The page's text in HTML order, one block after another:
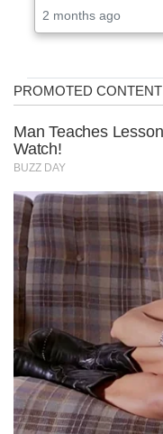
2 months ago